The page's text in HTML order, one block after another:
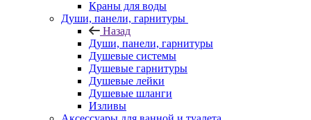
Краны для воды
Души, панели, гарнитуры
Назад
Души, панели, гарнитуры
Душевые системы
Душевые гарнитуры
Душевые лейки
Душевые шланги
Изливы